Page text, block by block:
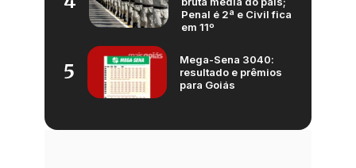
Penal é 2ª e Civil fica
em 11º
5
Mega-Sena 3040:
resultado e prêmios
para Goiás